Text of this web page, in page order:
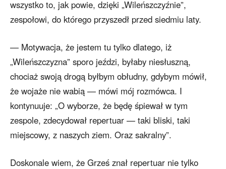
wszystko to, jak powie, dzięki „Wileńszczyźnie”,
zespołowi, do którego przyszedł przed siedmiu laty.
— Motywacja, że jestem tu tylko dlatego, iż
„Wileńszczyzna” sporo jeździ, byłaby niesłuszną,
chociaż swoją drogą byłbym obłudny, gdybym mówił,
że wojaże nie wabią — mówi mój rozmówca. I
kontynuuje: „O wyborze, że będę śpiewał w tym
zespole, zdecydował repertuar — taki bliski, taki
miejscowy, z naszych ziem. Oraz sakralny”.
Doskonale wiem, że Grześ znał repertuar nie tylko